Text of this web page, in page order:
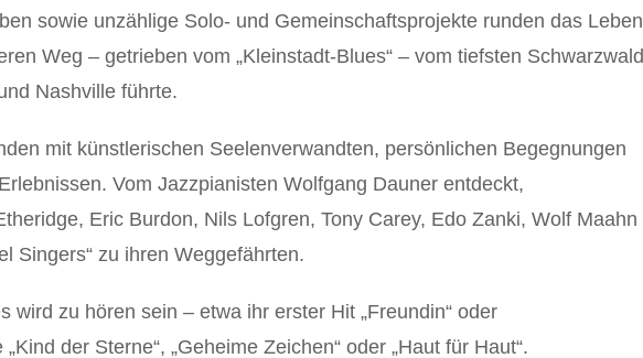
sowie unzählige Solo- und Gemeinschaftsprojekte runden das Leben
Weg – getrieben vom „Kleinstadt-Blues“ – vom tiefsten Schwarzwald
Nashville führte.
mit künstlerischen Seelenverwandten, persönlichen Begegnungen
Vom Jazzpianisten Wolfgang Dauner entdeckt,
Eric Burdon, Nils Lofgren, Tony Carey, Edo Zanki, Wolf Maahn
Singers“ zu ihren Weggefährten.
wird zu hören sein – etwa ihr erster Hit „Freundin“ oder
der Sterne“, „Geheime Zeichen“ oder „Haut für Haut“.